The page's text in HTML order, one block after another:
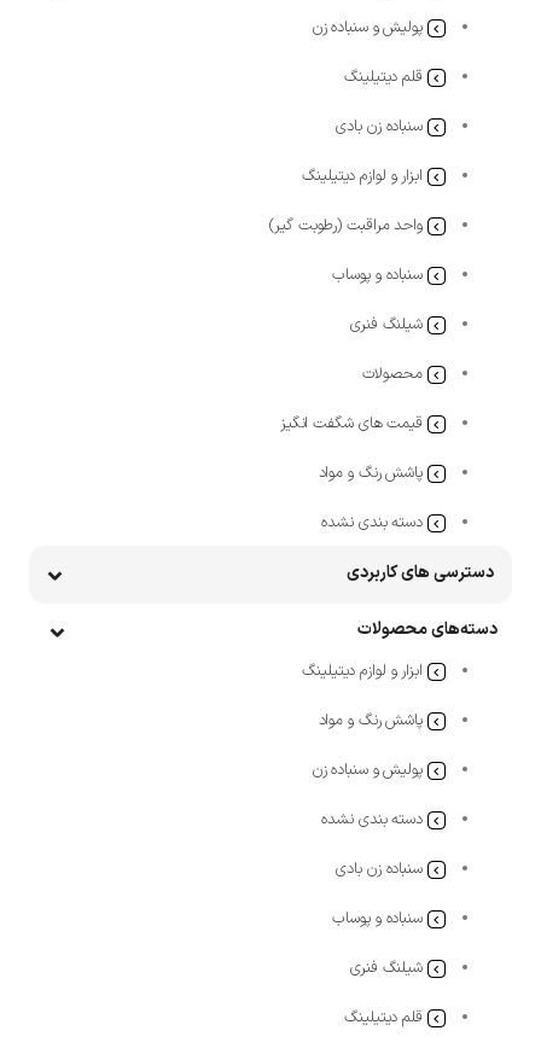
پولیش و سنباده زن
قلم دیتیلینگ
سنباده زن بادی
ابزار و لوازم دیتیلینگ
واحد مراقبت (رطوبت گیر)
سنباده و پوساب
شیلنگ فنری
محصولات
قیمت های شگفت انگیز
پاشش رنگ و مواد
دسته بندی نشده
دسترسی های کاربردی
دسته‌های محصولات
ابزار و لوازم دیتیلینگ
پاشش رنگ و مواد
پولیش و سنباده زن
دسته بندی نشده
سنباده زن بادی
سنباده و پوساب
شیلنگ فنری
قلم دیتیلینگ